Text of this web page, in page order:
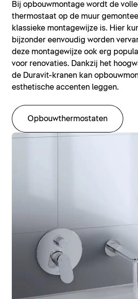
Bij opbouwmontage wordt de
thermostaat op de muur
klassieke montagewijze is. Hier
bijzonder eenvoudig worden
deze montagewijze ook erg
voor renovaties. Dankzij het
de Duravit-kranen kan
esthetische accenten leggen.
Opbouwthermostaten